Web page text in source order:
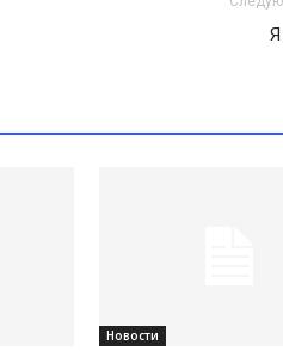
Новости